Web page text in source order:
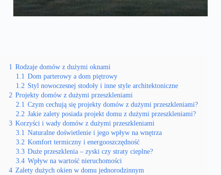
1 Rodzaje domów z dużymi oknami
1.1 Dom parterowy a dom piętrowy
1.2 Styl nowoczesnej stodoły i inne style architektoniczne
2 Projekty domów z dużymi przeszkleniami
2.1 Czym cechują się projekty domów z dużymi przeszkleniami?
2.2 Jakie zalety posiada projekt domu z dużymi przeszkleniami?
3 Korzyści i wady domów z dużymi przeszkleniami
3.1 Naturalne doświetlenie i jego wpływ na wnętrza
3.2 Komfort termiczny i energooszczędność
3.3 Duże przeszklenia – zyski czy straty cieplne?
3.4 Wpływ na wartość nieruchomości
4 Zalety dużych okien w domu jednorodzinnym